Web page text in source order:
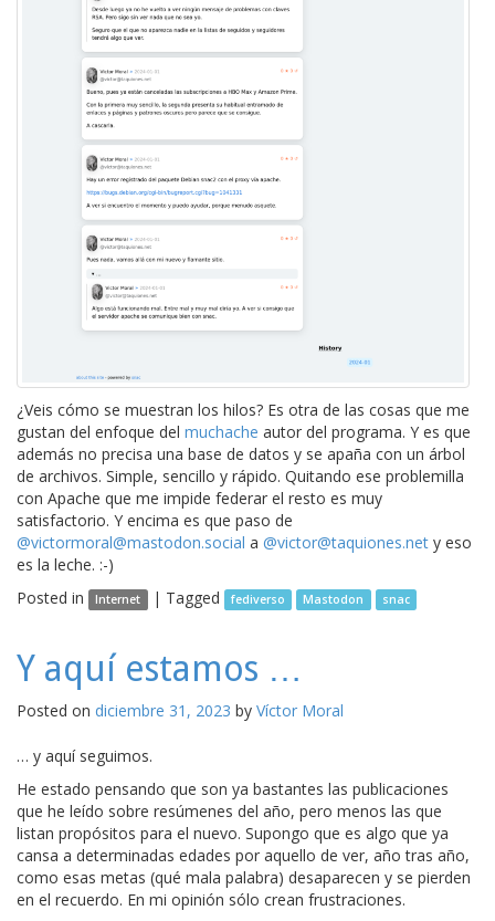
¿Veis cómo se muestran los hilos? Es otra de las cosas que me
gustan del enfoque del muchache autor del programa. Y es que
además no precisa una base de datos y se apaña con un árbol
de archivos. Simple, sencillo y rápido. Quitando ese problemilla
con Apache que me impide federar el resto es muy
satisfactorio. Y encima es que paso de
@victormoral@mastodon.social a @victor@taquiones.net y eso
es la leche. :-)
Posted in
Internet | Tagged fediverso Mastodon snac
Y aquí estamos …
Posted on diciembre 31, 2023 by Víctor Moral
… y aquí seguimos.
He estado pensando que son ya bastantes las publicaciones
que he leído sobre resúmenes del año, pero menos las que
listan propósitos para el nuevo. Supongo que es algo que ya
cansa a determinadas edades por aquello de ver, año tras año,
como esas metas (qué mala palabra) desaparecen y se pierden
en el recuerdo. En mi opinión sólo crean frustraciones.